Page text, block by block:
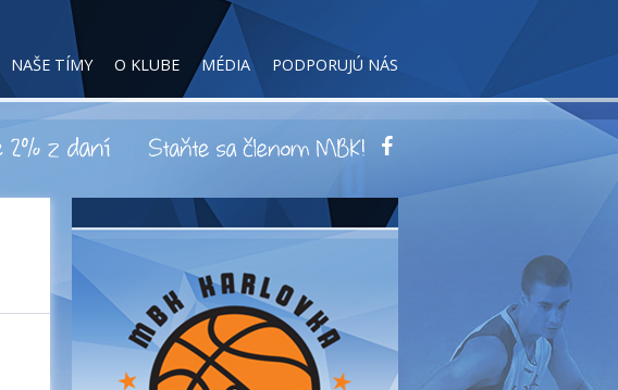
NAŠE TÍMY O KLUBE MÉDIA PODPORUJÚ NÁS